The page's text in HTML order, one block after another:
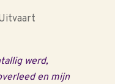
werd,
en mijn